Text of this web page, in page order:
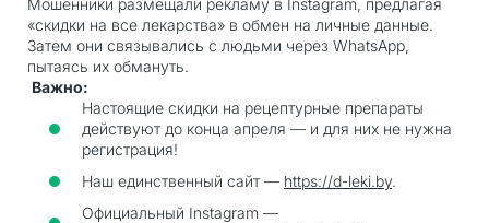
Мошенники размещали рекламу в Instagram, предлагая
«скидки на все лекарства» в обмен на личные данные.
Затем они связывались с людьми через WhatsApp,
пытаясь их обмануть.
Важно:
Настоящие скидки на рецептурные препараты
действуют до конца апреля — и для них не нужна
регистрация!
Наш единственный сайт — https://d-leki.by.
Официальный Instagram —